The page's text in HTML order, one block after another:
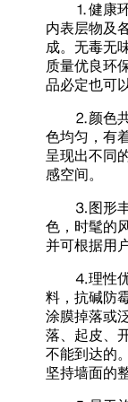
⒈健康
内表层物及
成。无毒无
质量优良环
品必定也可
⒉颜色
色均匀，有
呈现出不同
感空间。
⒊图形
色，时髦的
并可根据用
⒋理性
料，抗碱防
涂膜掉落或
落、起皮、
不能到达的
坚持墙面的